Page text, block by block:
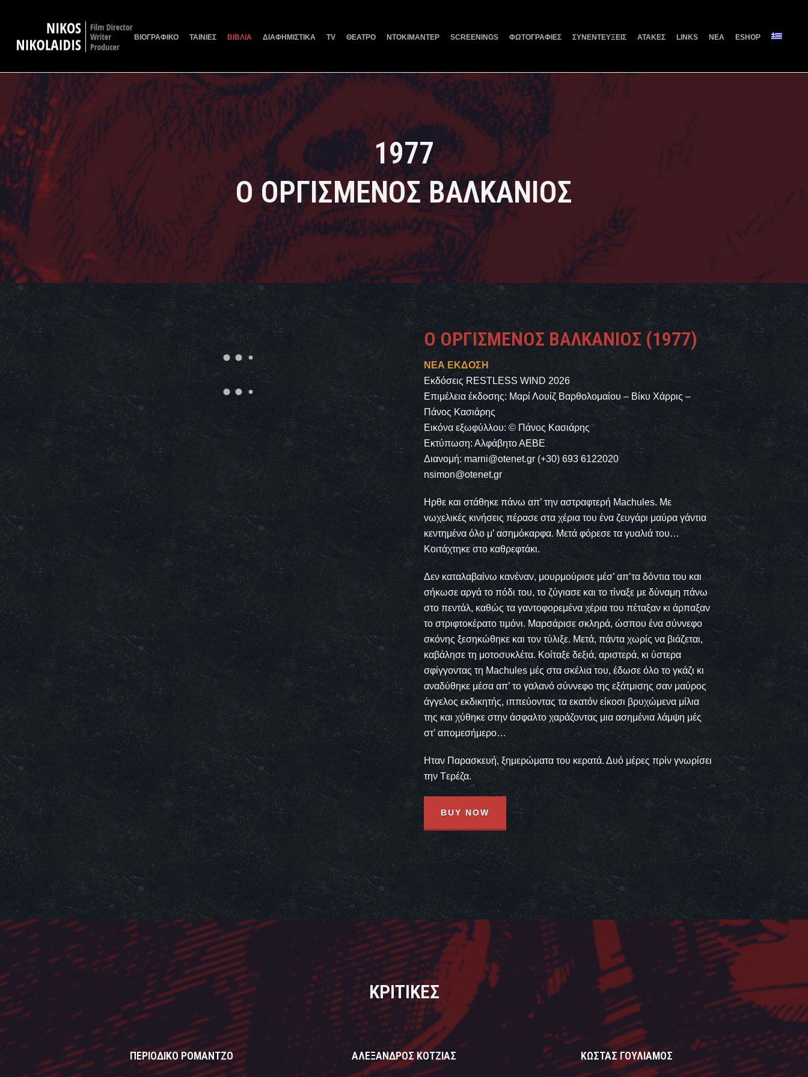
ΒΙΟΓΡΑΦΙΚΟ ΤΑΙΝΙΕΣ ΒΙΒΛΙΑ ΔΙΑΦΗΜΙΣΤΙΚΑ TV ΘΕΑΤΡΟ ΝΤΟΚΙΜΑΝΤΕΡ SCREENINGS ΦΩΤΟΓΡΑΦΙΕΣ ΣΥΝΕΝΤΕΥΞΕΙΣ ΑΤΑΚΕΣ LINKS ΝΕΑ ESHOP
1977
Ο ΟΡΓΙΣΜΕΝΟΣ ΒΑΛΚΑΝΙΟΣ
Ο ΟΡΓΙΣΜΈΝΟΣ ΒΑΛΚΆΝΙΟΣ (1977)
ΝΕΑ ΕΚΔΟΣΗ
Εκδόσεις RESTLESS WIND 2026
Επιμέλεια έκδοσης: Μαρί Λουίζ Βαρθολομαίου – Βίκυ Χάρρις –
Πάνος Κασιάρης
Εικόνα εξωφύλλου: © Πάνος Κασιάρης
Εκτύπωση: Αλφάβητο ΑΕΒΕ
Διανομή: marni@otenet.gr (+30) 693 6122020
nsimon@otenet.gr
Hρθε και στάθηκε πάνω απ’ την αστραφτερή Machules. Mε
νωχελικές κινήσεις πέρασε στα χέρια του ένα ζευγάρι μαύρα γάντια
κεντημένα όλο μ’ ασημόκαρφα. Mετά φόρεσε τα γυαλιά του…
Kοιτάχτηκε στο καθρεφτάκι.
Δεν καταλαβαίνω κανέναν, μουρμούρισε μέσ’ απ’τα δόντια του και
σήκωσε αργά το πόδι του, το ζύγιασε και το τίναξε με δύναμη πάνω
στο πεντάλ, καθώς τα γαντοφορεμένα χέρια του πέταξαν κι άρπαξαν
το στριφτοκέρατο τιμόνι. Mαρσάρισε σκληρά, ώσπου ένα σύννεφο
σκόνης ξεσηκώθηκε και τον τύλιξε. Mετά, πάντα χωρίς να βιάζεται,
καβάλησε τη μοτοσυκλέτα. Kοίταξε δεξιά, αριστερά, κι ύστερα
σφίγγοντας τη Machules μές στα σκέλια του, έδωσε όλο το γκάζι κι
αναδύθηκε μέσα απ’ το γαλανό σύννεφο της εξάτμισης σαν μαύρος
άγγελος εκδικητής, ιππεύοντας τα εκατόν είκοσι βρυχώμενα μίλια
της και χύθηκε στην άσφαλτο χαράζοντας μια ασημένια λάμψη μές
στ’ απομεσήμερο…
Hταν Παρασκευή, ξημερώματα του κερατά. Δυό μέρες πρίν γνωρίσει
την Tερέζα.
BUY NOW
ΚΡΙΤΙΚΕΣ
ΠΕΡΙΟΔΙΚΟ ΡΟΜΑΝΤΖΟ ΑΛΕΞΑΝΔΡΟΣ ΚΟΤΖΙΑΣ ΚΩΣΤΑΣ ΓΟΥΛΙΑΜΟΣ